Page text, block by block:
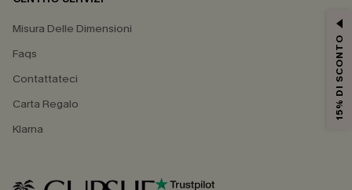
Misura Delle Dimensioni
Faqs
Contattateci
Carta Regalo
Klarna
15% DI SCONTO